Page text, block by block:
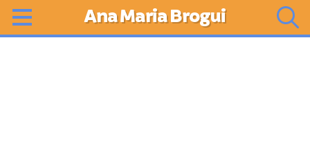
Ana Maria Brogui